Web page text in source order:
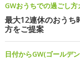
GWおうちでの過ごし方
最大12連休のおうち
方をご提案
日付からGW(ゴールデ